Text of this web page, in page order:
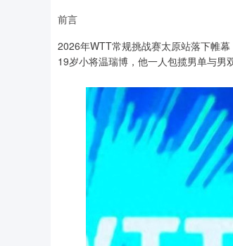
前言
2026年WTT常规挑战赛太原站落下帷
19岁小将温瑞博，他一人包揽男单与男